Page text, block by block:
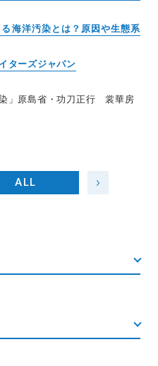
海洋汚染とは？原因や生態系
ターズジャパン
染」原島省・功刀正行 裳華房
ALL